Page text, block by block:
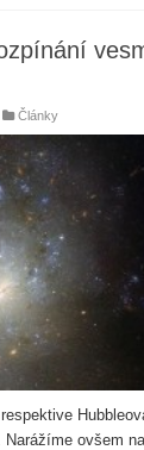
Články
ovšem